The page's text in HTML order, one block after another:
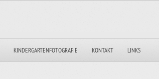
KINDERGARTENFOTOGRAFIE KONTAKT LINKS